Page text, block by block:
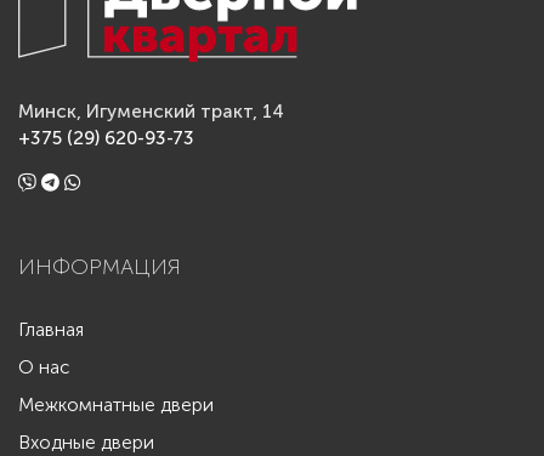
Минск, Игуменский тракт, 14
+375 (29) 620-93-73
ИНФОРМАЦИЯ
Главная
О нас
Межкомнатные двери
Входные двери